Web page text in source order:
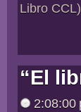
Libro
“El
2:08:00